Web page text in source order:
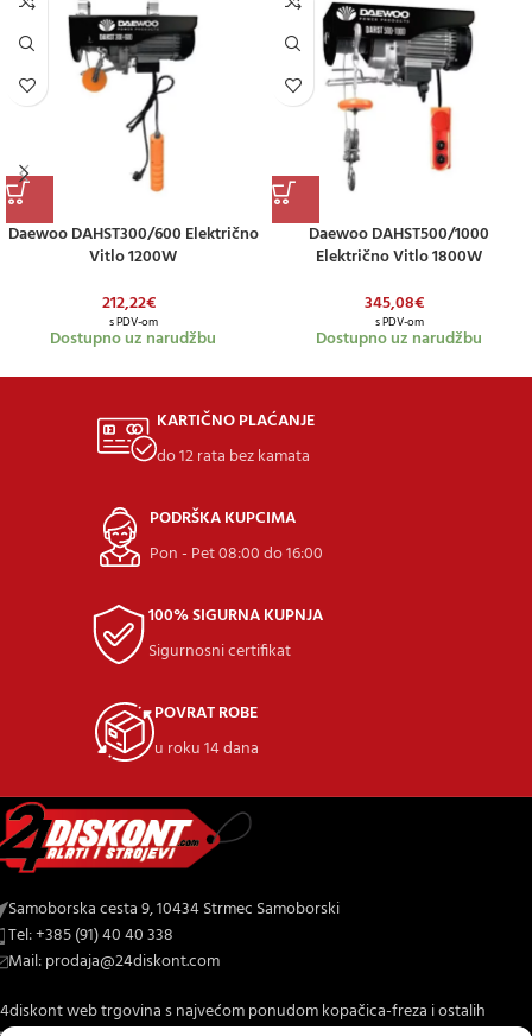
Daewoo DAHST300/600 Električno
Vitlo 1200W
212,22€
s PDV-om
Dostupno uz narudžbu
Daewoo DAHST500/1000
Električno Vitlo 1800W
345,08€
s PDV-om
Dostupno uz narudžbu
KARTIČNO PLAĆANJE
do 12 rata bez kamata
PODRŠKA KUPCIMA
Pon - Pet 08:00 do 16:00
100% SIGURNA KUPNJA
Sigurnosni certifikat
POVRAT ROBE
u roku 14 dana
Samoborska cesta 9, 10434 Strmec Samoborski
Tel: +385 (91) 40 40 338
Mail: prodaja@24diskont.com
web trgovina s najvećom ponudom kopačica-freza i ostalih